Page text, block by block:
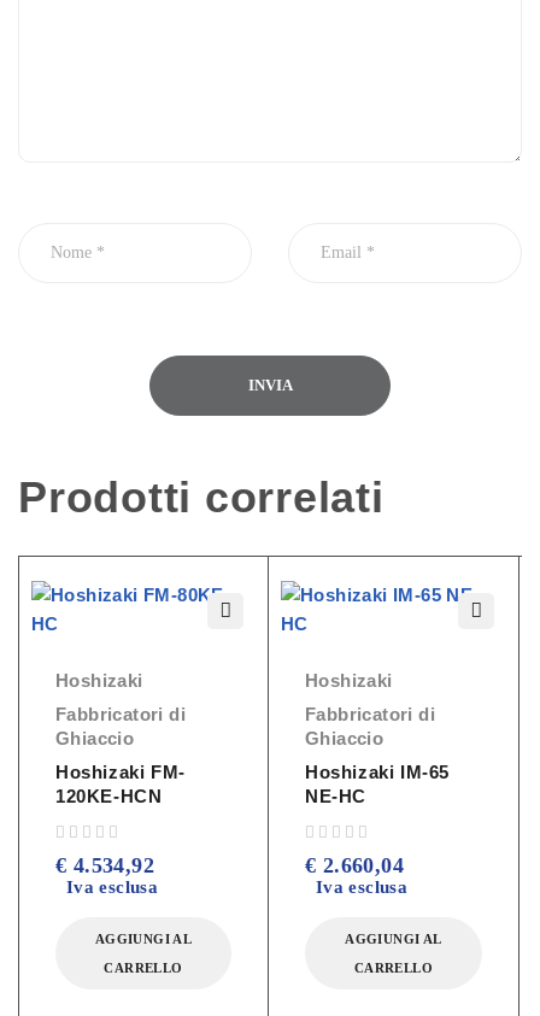
Prodotti correlati
Hoshizaki
Fabbricatori di
Ghiaccio
Hoshizaki FM-
120KE-HCN
€ 4.534,92
Iva esclusa
AGGIUNGI AL
CARRELLO
Hoshizaki
Fabbricatori di
Ghiaccio
Hoshizaki IM-65
NE-HC
€ 2.660,04
Iva esclusa
AGGIUNGI AL
CARRELLO